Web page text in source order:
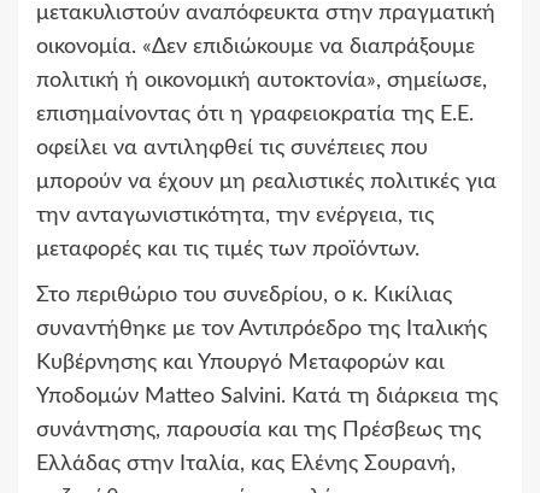
μετακυλιστούν αναπόφευκτα στην πραγματική
οικονομία. «Δεν επιδιώκουμε να διαπράξουμε
πολιτική ή οικονομική αυτοκτονία», σημείωσε,
επισημαίνοντας ότι η γραφειοκρατία της Ε.Ε.
οφείλει να αντιληφθεί τις συνέπειες που
μπορούν να έχουν μη ρεαλιστικές πολιτικές για
την ανταγωνιστικότητα, την ενέργεια, τις
μεταφορές και τις τιμές των προϊόντων.
Στο περιθώριο του συνεδρίου, ο κ. Κικίλιας
συναντήθηκε με τον Αντιπρόεδρο της Ιταλικής
Κυβέρνησης και Υπουργό Μεταφορών και
Υποδομών Matteo Salvini. Κατά τη διάρκεια της
συνάντησης, παρουσία και της Πρέσβεως της
Ελλάδας στην Ιταλία, κας Ελένης Σουρανή,